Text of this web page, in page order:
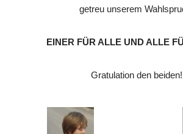
getreu unserem
EINER FÜR ALLE UND ALLE
Gratulation den beiden!